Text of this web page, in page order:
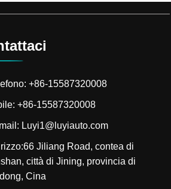
+86-15587320008
+86-15587320008
Luyi1@luyiauto.com
Jiliang Road, contea di
città di Jining, provincia di
Cina